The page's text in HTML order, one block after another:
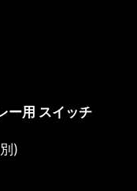
ー用 スイッチ
)